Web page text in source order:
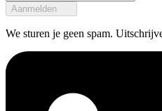
Aanmelden
We sturen je geen spam.